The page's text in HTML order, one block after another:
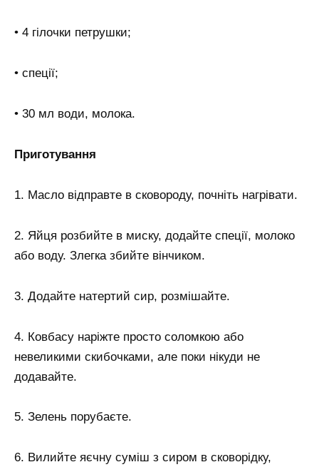
• 4 гілочки петрушки;
• спеції;
• 30 мл води, молока.
Приготування
1. Масло відправте в сковороду, почніть нагрівати.
2. Яйця розбийте в миску, додайте спеції, молоко
або воду. Злегка збийте вінчиком.
3. Додайте натертий сир, розмішайте.
4. Ковбасу наріжте просто соломкою або
невеликими скибочками, але поки нікуди не
додавайте.
5. Зелень порубаєте.
6. Вилийте яєчну суміш з сиром в сковорідку,